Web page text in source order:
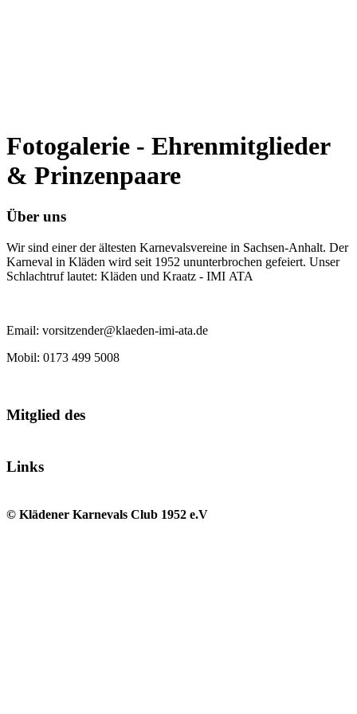
Fotogalerie - Ehrenmitglieder
& Prinzenpaare
Über uns
Wir sind einer der ältesten Karnevalsvereine in Sachsen-Anhalt. Der
Karneval in Kläden wird seit 1952 ununterbrochen gefeiert. Unser
Schlachtruf lautet: Kläden und Kraatz - IMI ATA
Email: vorsitzender@klaeden-imi-ata.de
Mobil: 0173 499 5008
Mitglied des
Links
© Klädener Karnevals Club 1952 e.V